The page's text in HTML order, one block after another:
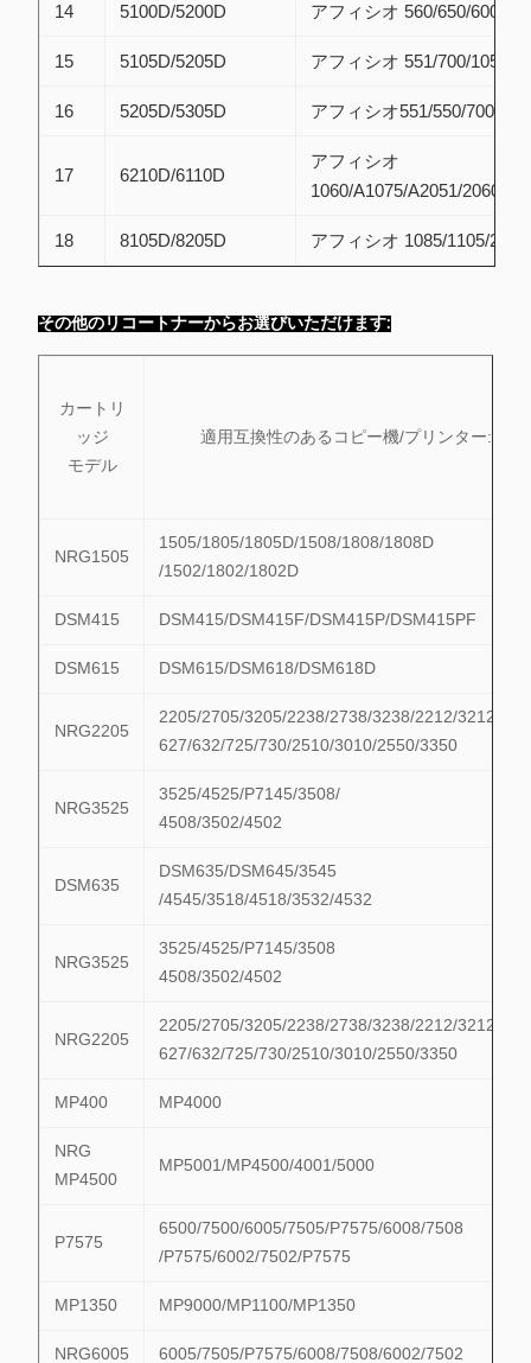
14 5100D/5200D アフィシオ 560/650/600
15 5105D/5205D アフィシオ 551/700/1055
16 5205D/5305D アフィシオ551/550/700/
17 6210D/6110D
アフィシオ
1060/A1075/A2051/2060/
18 8105D/8205D アフィシオ 1085/1105/
その他のリコートナーからお選びいただけます:
カートリ
ッジ
モデル
適用互換性のあるコピー機/プリンター:
NRG1505
1505/1805/1805D/1508/1808/1808D
/1502/1802/1802D
DSM415 DSM415/DSM415F/DSM415P/DSM415PF
DSM615 DSM615/DSM618/DSM618D
NRG2205
2205/2705/3205/2238/2738/3238/2212/3212/
627/632/725/730/2510/3010/2550/3350
NRG3525
3525/4525/P7145/3508/
4508/3502/4502
DSM635
DSM635/DSM645/3545
/4545/3518/4518/3532/4532
NRG3525
3525/4525/P7145/3508
4508/3502/4502
NRG2205
2205/2705/3205/2238/2738/3238/2212/3212/
627/632/725/730/2510/3010/2550/3350
MP400 MP4000
NRG
MP4500
MP5001/MP4500/4001/5000
P7575
6500/7500/6005/7505/P7575/6008/7508
/P7575/6002/7502/P7575
MP1350 MP9000/MP1100/MP1350
NRG6005 6005/7505/P7575/6008/7508/6002/7502